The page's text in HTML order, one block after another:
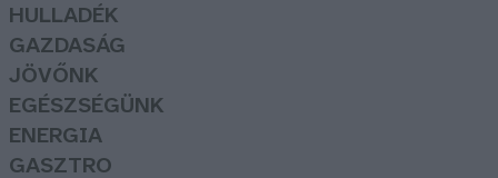
HULLADÉK
GAZDASÁG
JÖVŐNK
EGÉSZSÉGÜNK
ENERGIA
GASZTRO